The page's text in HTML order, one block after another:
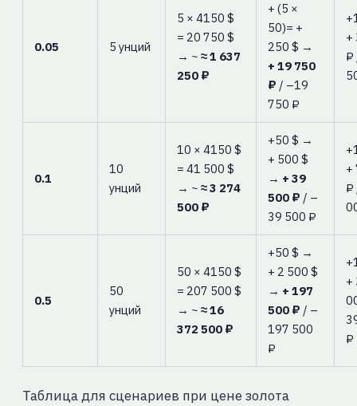
0.05 5 унций
5 × 4150 $
= 20 750 $
→ ~≈ 1 637
250 ₽
+ (5 ×
50)= +
250 $ →
+ 19 750
₽ / –19
750 ₽
+
₽
0.1
10
унций
10 × 4150 $
= 41 500 $
→ ~≈ 3 274
500 ₽
+50 $ →
+ 500 $
→ + 39
500 ₽ / –
39 500 ₽
+
₽
0.5
50
унций
50 × 4150 $
= 207 500 $
→ ~≈ 16
372 500 ₽
+50 $ →
+ 2 500 $
→ + 197
500 ₽ / –
197 500
₽
+
₽
Таблица для сценариев при цене золота